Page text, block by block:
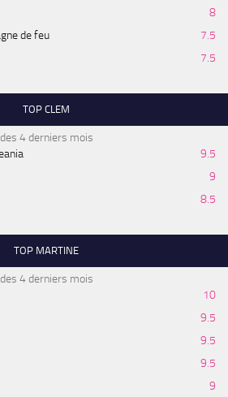
8
de feu
7.5
7.5
TOP CLEM
des 4 derniers mois
9.5
9
8.5
TOP MARTINE
des 4 derniers mois
10
9.5
9.5
9.5
9